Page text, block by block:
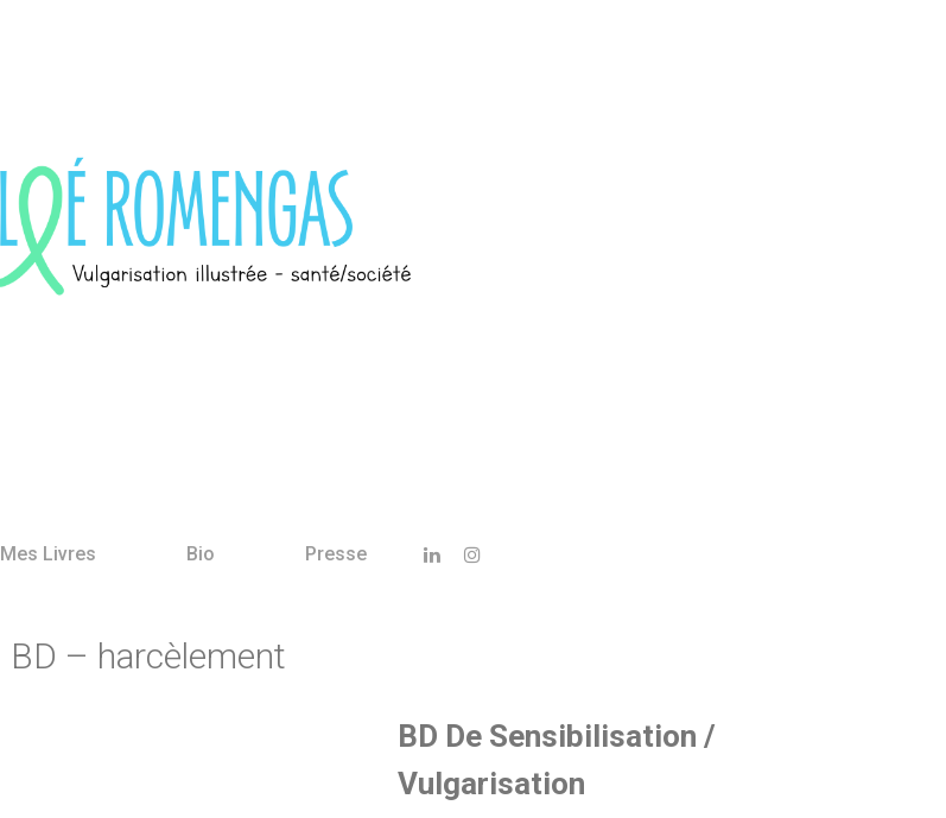
Mes Livres Bio Presse
BD – harcèlement
BD De Sensibilisation /
Vulgarisation